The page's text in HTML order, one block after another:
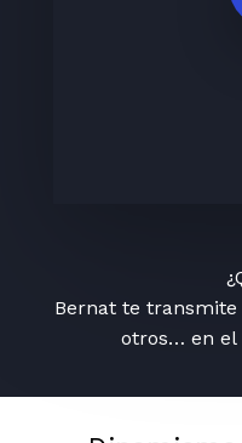
Bernat te
otros… en el